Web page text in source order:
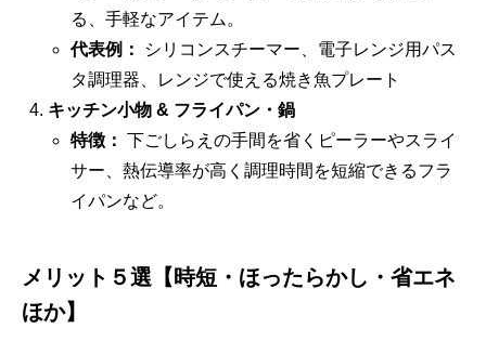
る、手軽なアイテム。
代表例：
シリコンスチーマー、電子レンジ用パス
タ調理器、レンジで使える焼き魚プレート
キッチン小物 & フライパン・鍋
特徴： 下ごしらえの手間を省くピーラーやスライ
サー、熱伝導率が高く調理時間を短縮できるフラ
イパンなど。
メリット５選【時短・ほったらかし・省エネ
ほか】